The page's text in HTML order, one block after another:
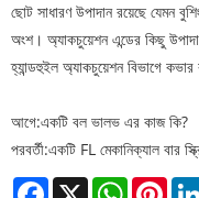
ছোট সাধারণ উপাদান রয়েছে যেমন
অংশ। অ্যাকচুয়েশন এন্ডের কিছু
হ্যান্ডহুইল অ্যাকচুয়েশন বিভাগে
আগে:একটি বল ভালভ এর কাজ কি?
পরবর্তী:একটি FL মেকানিক্যাল বার
Facebook
X WhatsApp